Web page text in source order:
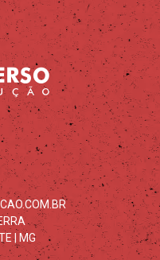
| MG